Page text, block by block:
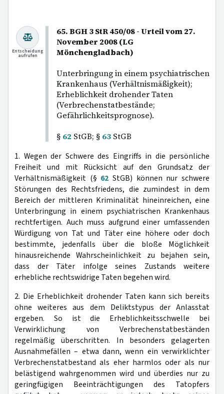
65. BGH 3 StR 450/08 - Urteil vom 27.
November 2008 (LG
Mönchengladbach)
Unterbringung in einem psychiatrischen
Krankenhaus (Verhältnismäßigkeit);
Erheblichkeit drohender Taten
(Verbrechenstatbestände;
Gefährlichkeitsprognose).
§ 62 StGB; § 63 StGB
Entscheidung
aufrufen
1. Wegen der Schwere des Eingriffs in die persönliche
Freiheit und mit Rücksicht auf den Grundsatz der
Verhältnismäßigkeit (§ 62 StGB) können nur schwere
Störungen des Rechtsfriedens, die zumindest in dem
Bereich der mittleren Kriminalität hineinreichen, eine
Unterbringung in einem psychiatrischen Krankenhaus
rechtfertigen. Auch muss aufgrund einer umfassenden
Würdigung von Tat und Täter eine höhere oder doch
bestimmte, jedenfalls über die bloße Möglichkeit
hinausreichende Wahrscheinlichkeit zu bejahen sein,
dass der Täter infolge seines Zustands weitere
erhebliche rechtswidrige Taten begehen wird.
2. Die Erheblichkeit drohender Taten kann sich bereits
ohne weiteres aus dem Deliktstypus der Anlasstat
ergeben. So ist die Erheblichkeitsschwelle bei
Verwirklichung von Verbrechenstatbeständen
regelmäßig überschritten. In besonders gelagerten
Ausnahmefällen – etwa dann, wenn ein verwirklichter
Verbrechenstatbestand als eher harmlos oder als nur
belästigend wahrgenommen wird und überdies nur zu
geringfügigen Beeinträchtigungen des Tatopfers